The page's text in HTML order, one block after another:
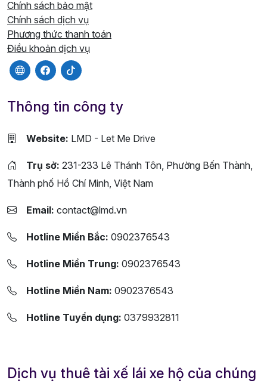
Chính sách bảo mật
Chính sách dịch vụ
Phương thức thanh toán
Điều khoản dịch vụ
Thông tin công ty
Website: LMD - Let Me Drive
Trụ sở: 231-233 Lê Thánh Tôn, Phường Bến Thành,
Thành phố Hồ Chí Minh, Việt Nam
Email: contact@lmd.vn
Hotline Miền Bắc: 0902376543
Hotline Miền Trung: 0902376543
Hotline Miền Nam: 0902376543
Hotline Tuyển dụng: 0379932811
Dịch vụ thuê tài xế lái xe hộ của chúng